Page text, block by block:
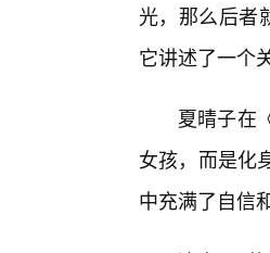
光，那么后者
它讲述了一个
夏晴子在
女孩，而是化
中充满了自信